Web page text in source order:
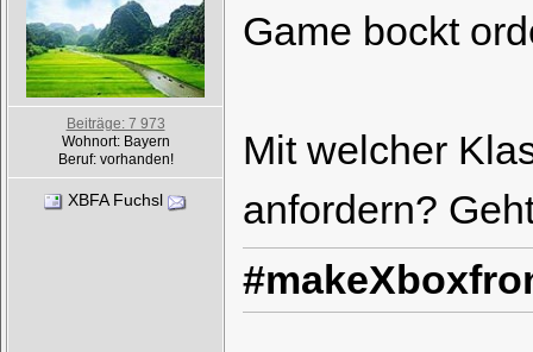
Beiträge: 7 973
Wohnort: Bayern
Beruf: vorhanden!
XBFA Fuchsl
Game bockt
Mit welcher
anfordern?